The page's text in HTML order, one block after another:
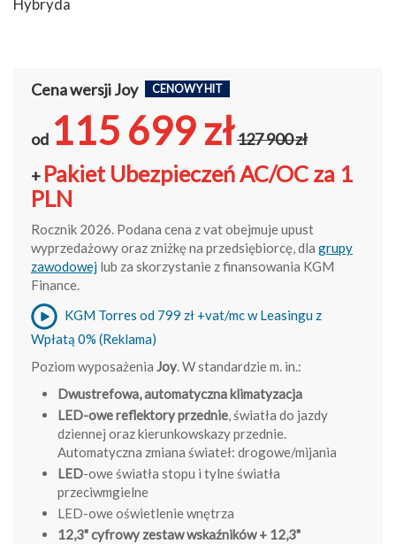
Hybryda
Cena wersji Joy CENOWY HIT
od 115 699 zł127 900 zł
+ Pakiet Ubezpieczeń AC/OC za 1
PLN
Rocznik 2026. Podana cena z vat obejmuje upust
wyprzedażowy oraz zniżkę na przedsiębiorcę, dla grupy
zawodowej lub za skorzystanie z finansowania KGM
Finance.
KGM Torres od 799 zł +vat/mc w Leasingu z
Wpłatą 0% (Reklama)
Poziom wyposażenia Joy. W standardzie m. in.:
Dwustrefowa, automatyczna klimatyzacja
LED-owe reflektory przednie, światła do jazdy
dziennej oraz kierunkowskazy przednie.
Automatyczna zmiana świateł: drogowe/mijania
LED-owe światła stopu i tylne światła
przeciwmgielne
LED-owe oświetlenie wnętrza
12,3" cyfrowy zestaw wskaźników + 12,3"